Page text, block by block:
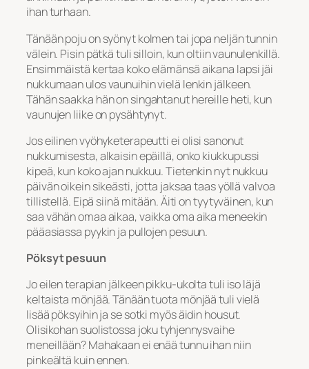
ihan turhaan.
Tänään poju on syönyt kolmen tai jopa neljän tunnin
välein. Pisin pätkä tuli silloin, kun oltiin vaunulenkillä.
Ensimmäistä kertaa koko elämänsä aikana lapsi jäi
nukkumaan ulos vaunuihin vielä lenkin jälkeen.
Tähän saakka hän on singahtanut hereille heti, kun
vaunujen liike on pysähtynyt.
Jos eilinen vyöhyketerapeutti ei olisi sanonut
nukkumisesta, alkaisin epäillä, onko kiukkupussi
kipeä, kun koko ajan nukkuu. Tietenkin nyt nukkuu
päivän oikein sikeästi, jotta jaksaa taas yöllä valvoa
tillistellä. Eipä siinä mitään. Äiti on tyytyväinen, kun
saa vähän omaa aikaa, vaikka oma aika meneekin
pääasiassa pyykin ja pullojen pesuun.
Pöksyt pesuun
Jo eilen terapian jälkeen pikku-ukolta tuli iso läjä
keltaista mönjää. Tänään tuota mönjää tuli vielä
lisää pöksyihin ja se sotki myös äidin housut.
Olisikohan suolistossa joku tyhjennysvaihe
meneillään? Mahakaan ei enää tunnu ihan niin
pinkeältä kuin ennen.